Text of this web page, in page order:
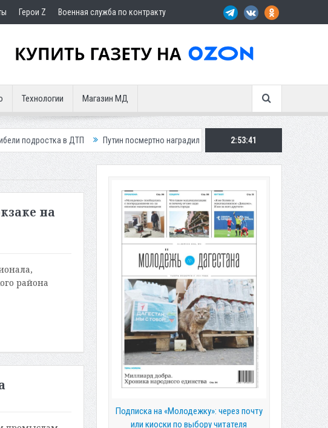
Герои Z Военная служба по контракту
Технологии Магазин МД
в ДТП Путин посмертно наградил замглавы Шамильского района Три
2:53:43
на
района
Подписка на «Молодежку»: через почту
или киоски по выбору читателя